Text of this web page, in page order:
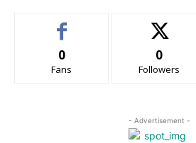
0
Fans
0
Followers
- Advertisement -